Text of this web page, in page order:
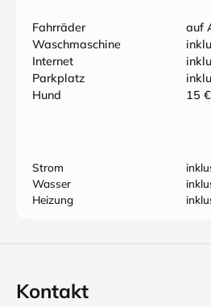
Fahrräder
auf
Waschmaschine
Internet
Parkplatz
Hund
15
Strom
Wasser
Heizung
Kontakt